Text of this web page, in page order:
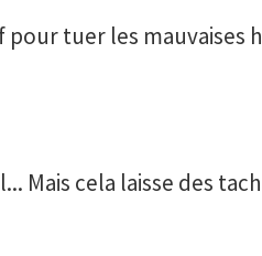
tuer les mauvaises
Mais cela laisse des